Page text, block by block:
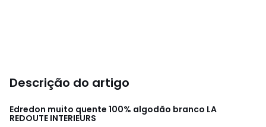
Descrição do artigo
Edredon muito quente 100% algodão branco LA
REDOUTE INTERIEURS